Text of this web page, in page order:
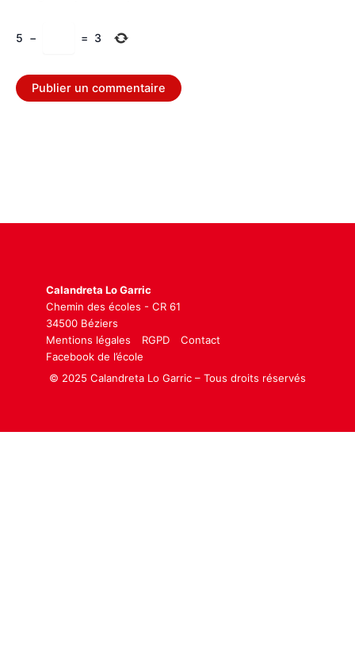
5 − = 3
Calandreta Lo Garric
Chemin des écoles - CR 61
34500 Béziers
Mentions légales
RGPD
Contact
Facebook de l’école
© 2025 Calandreta Lo Garric – Tous droits réservés